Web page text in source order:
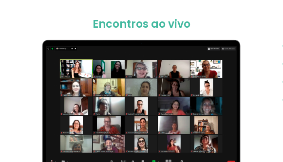
Encontros ao vivo